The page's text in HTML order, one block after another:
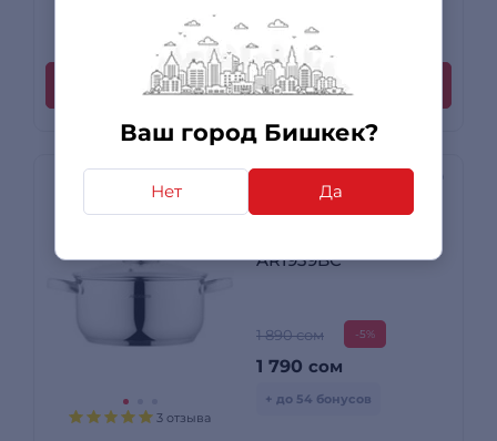
Ваш город Бишкек?
Нет Да
1 отзыв
+ до 99 бонусов
Купить
3 отзыва
Кастрюля Ardesto
AR1939BC
1 890 сом -5%
1 790 сом
+ до 54 бонусов